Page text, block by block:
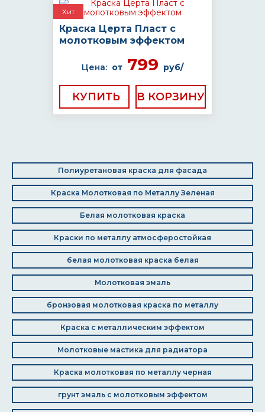
Хит
Краска Церта Пласт с
молотковым эффектом
Цена: от 799 руб/
КУПИТЬ
Полиуретановая краска для фасада
Краска Молотковая по Металлу Зеленая
Белая молотковая краска
Краски по металлу атмосферостойкая
белая молотковая краска белая
Молотковая эмаль
бронзовая молотковая краска по металлу
Краска с металлическим эффектом
Молотковые мастика для радиатора
Краска молотковая по металлу черная
грунт эмаль с молотковым эффектом